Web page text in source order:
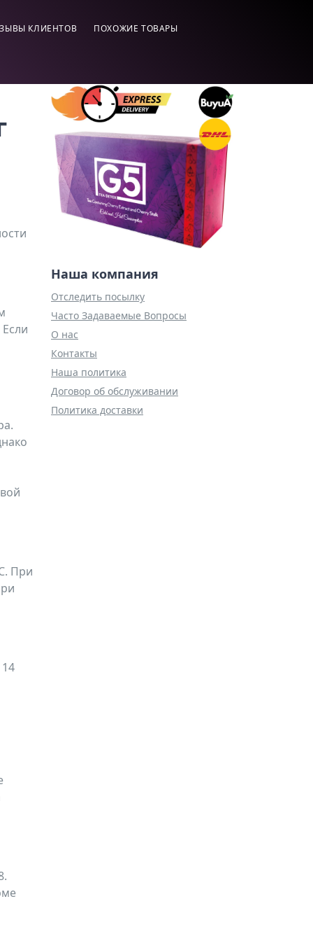
КЛИЕНТОВ
ПОХОЖИЕ ТОВАРЫ
При
Наша компания
Отследить посылку
Часто Задаваемые Вопросы
О нас
Контакты
Наша политика
Договор об обслуживании
Политика доставки